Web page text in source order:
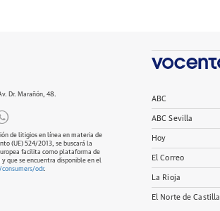
Dr. Marañón, 48.
de litigios en línea en materia de
(UE) 524/2013, se buscará la
facilita como plataforma de
que se encuentra disponible en el
odr.
ABC
ABC Sevilla
Hoy
El Correo
La Rioja
El Norte de Castilla